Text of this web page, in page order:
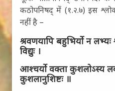
कठोपनिषद् में (१.२.७) इस
नहीं है –
श्रवणयापि बहुभिर्यो न
विद्युः ।
आश्चर्यो वक्ता कुशलोऽस्य
कुशलानुशिष्टः ॥